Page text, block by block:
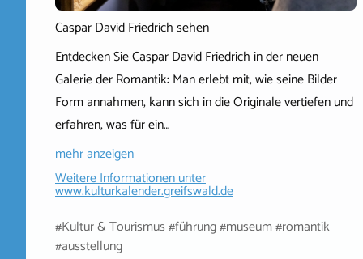
Caspar David Friedrich sehen
Entdecken Sie Caspar David Friedrich in der neuen
Galerie der Romantik: Man erlebt mit, wie seine Bilder
Form annahmen, kann sich in die Originale vertiefen und
erfahren, was für ein…
mehr anzeigen
Weitere Informationen unter
www.kulturkalender.greifswald.de
#Kultur & Tourismus #führung #museum #romantik
#ausstellung